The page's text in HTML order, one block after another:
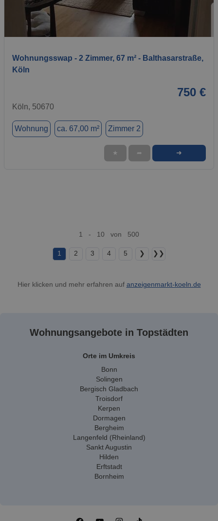
Wohnungsswap - 2 Zimmer, 67 m² - Balthasarstraße,
Köln
750 €
Köln, 50670
Wohnung ca. 67,00 m² Zimmer 2
★ ➦ ➜
1 - 10 von 500
1 2 3 4 5 ❯ ❯❯
Hier klicken und mehr erfahren auf anzeigenmarkt-koeln.de
Wohnungsangebote in Topstädten
Orte im Umkreis
Bonn
Solingen
Bergisch Gladbach
Troisdorf
Kerpen
Dormagen
Bergheim
Langenfeld (Rheinland)
Sankt Augustin
Hilden
Erftstadt
Bornheim